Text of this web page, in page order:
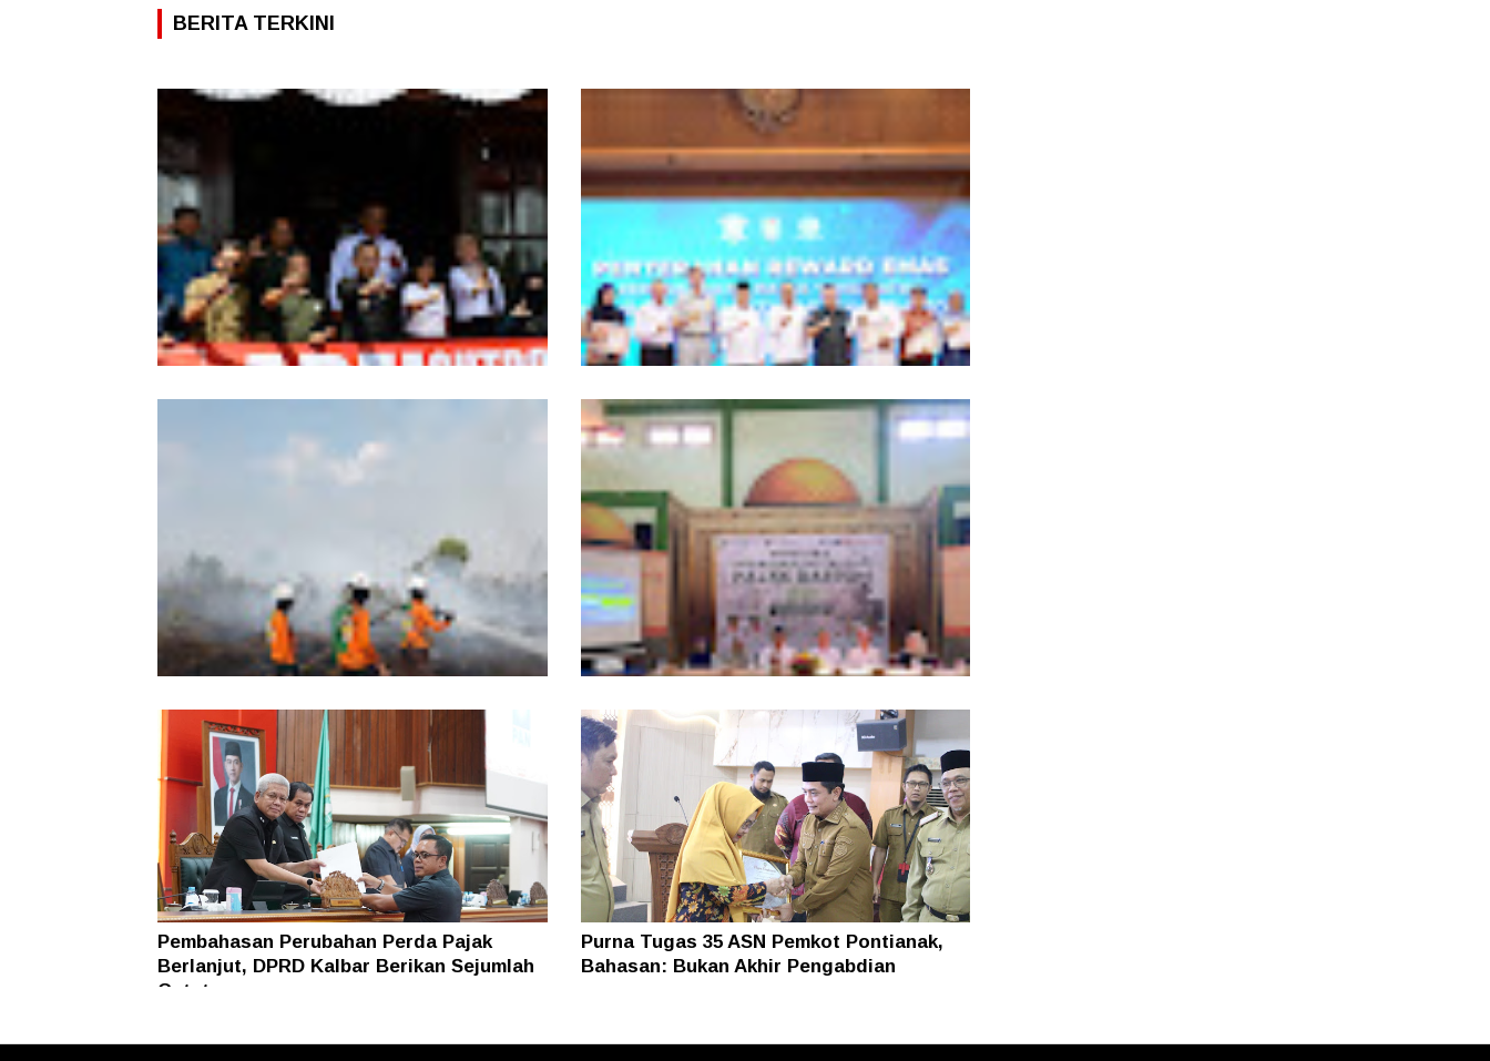
BERITA TERKINI
Pemprov Kalbar Tegaskan Komitmen
Percepat Digitalisasi Pelayanan Publik
Karhutla Dekati SMKN 1 Sungai Raya, Tim
SAR Dit Samapta Polda Kalbar Antipasi
Api Meluas
Layanan Samsat GOKATAN Diperpanjang
Jadi Tiga Hari
Pembahasan Perubahan Perda Pajak
Berlanjut, DPRD Kalbar Berikan Sejumlah
Catatan
Purna Tugas 35 ASN Pemkot Pontianak,
Bahasan: Bukan Akhir Pengabdian